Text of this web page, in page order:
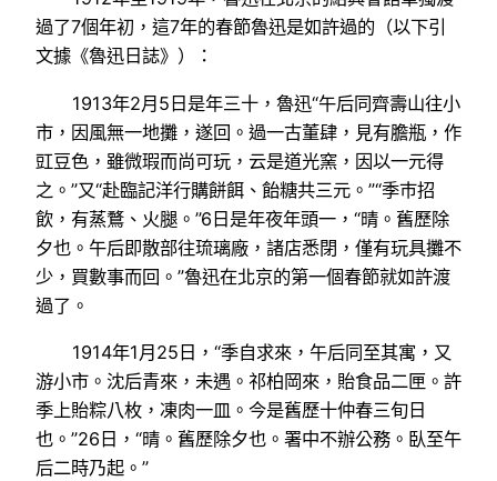
過了7個年初，這7年的春節魯迅是如許過的（以下引
文據《魯迅日誌》）：
1913年2月5日是年三十，魯迅“午后同齊壽山往小
市，因風無一地攤，遂回。過一古董肆，見有膽瓶，作
豇豆色，雖微瑕而尚可玩，云是道光窯，因以一元得
之。”又“赴臨記洋行購餅餌、飴糖共三元。”“季巿招
飲，有蒸鶩、火腿。”6日是年夜年頭一，“晴。舊歷除
夕也。午后即散部往琉璃廠，諸店悉閉，僅有玩具攤不
少，買數事而回。”魯迅在北京的第一個春節就如許渡
過了。
1914年1月25日，“季自求來，午后同至其寓，又
游小市。沈后青來，未遇。祁柏岡來，貽食品二匣。許
季上貽粽八枚，凍肉一皿。今是舊歷十仲春三旬日
也。”26日，“晴。舊歷除夕也。署中不辦公務。臥至午
后二時乃起。”